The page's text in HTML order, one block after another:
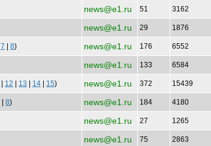
news@e1.ru 51 3162
news@e1.ru 29 1876
7 8) news@e1.ru 176 6552
news@e1.ru 133 6584
12 13 14 15) news@e1.ru 372 15439
8) news@e1.ru 184 4180
news@e1.ru 27 1265
news@e1.ru 75 2863